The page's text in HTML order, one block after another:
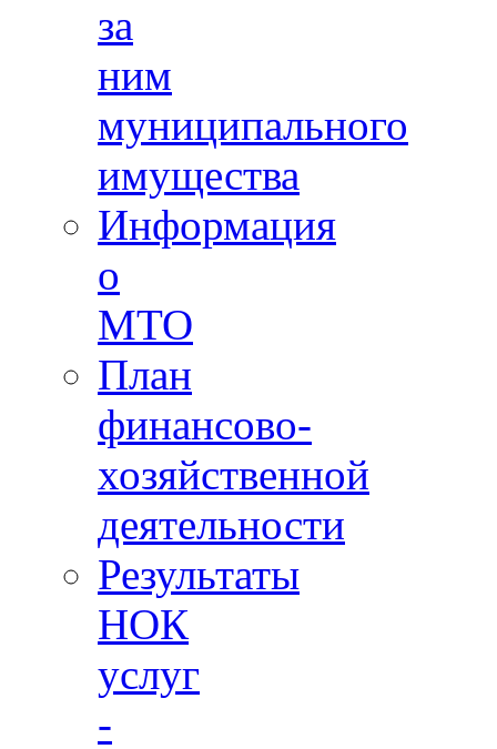
за
ним
муниципального
имущества
Информация
о
МТО
План
финансово-
хозяйственной
деятельности
Результаты
НОК
услуг
-